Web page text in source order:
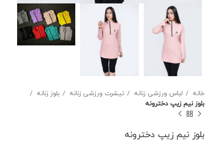
خانه لباس ورزشی زنانه تیشرت ورزشی زنانه
بلوز زنانه
بلوز نیم زیپ دخترونه
بلوز نیم زیپ دخترونه